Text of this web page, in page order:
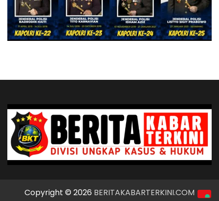
Copyright © 2026 BERITAKABARTERKINI.COM